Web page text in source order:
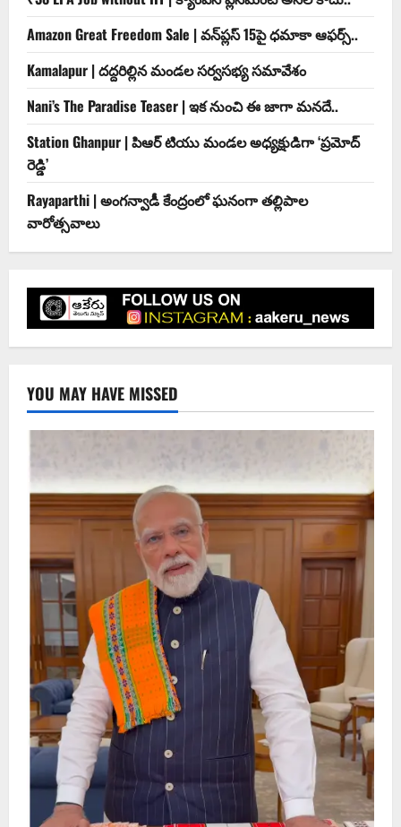
Amazon Great Freedom Sale | వన్‌ప్లస్ 15పై ధమాకా ఆఫర్స్..
Kamalapur | దద్దరిల్లిన మండల సర్వసభ్య సమావేశం
Nani’s The Paradise Teaser | ఇక నుంచి ఈ జాగా మనదే..
Station Ghanpur | పిఆర్ టియు మండల అధ్యక్షుడిగా ‘ప్రమోద్
రెడ్డి’
Rayaparthi | అంగన్వాడీ కేంద్రంలో ఘనంగా తల్లిపాల
వారోత్సవాలు
YOU MAY HAVE MISSED